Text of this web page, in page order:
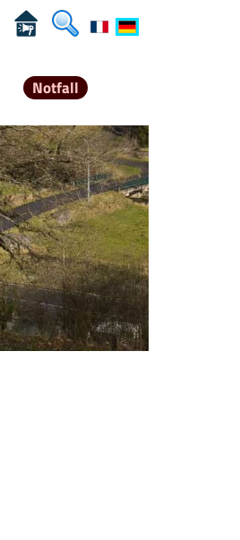
Notfall